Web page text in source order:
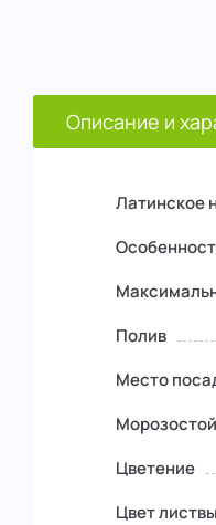
Описание и
Латинское
Полив
Место
Цветение
Цвет листвы